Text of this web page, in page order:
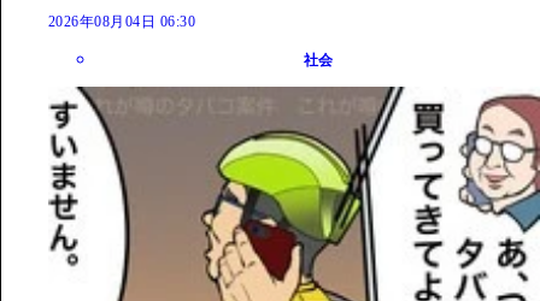
2026年08月04日 06:30
社会